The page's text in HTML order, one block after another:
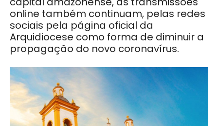
online também continuam, pelas redes
sociais pela página oficial da
Arquidiocese como forma de diminuir a
propagação do novo coronavírus.